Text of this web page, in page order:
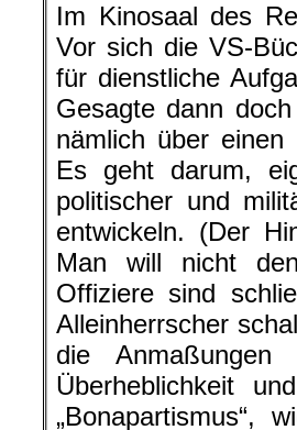
Im Kinosaal des
Vor sich die VS-
für dienstliche
Gesagte dann
nämlich über
Es geht darum,
politischer und
entwickeln. (Der
Man will nicht
Offiziere sind
Alleinherrscher
die Anmaßungen
Überheblichkeit
„Bonapartismus“,